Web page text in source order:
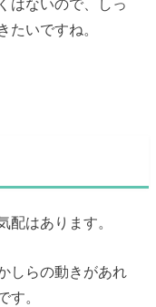
はないので、しっ
たいですね。
配はあります。
しらの動きがあれ
す。